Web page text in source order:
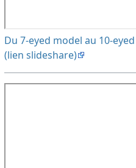
Du 7-eyed model au 10-
(lien slideshare)